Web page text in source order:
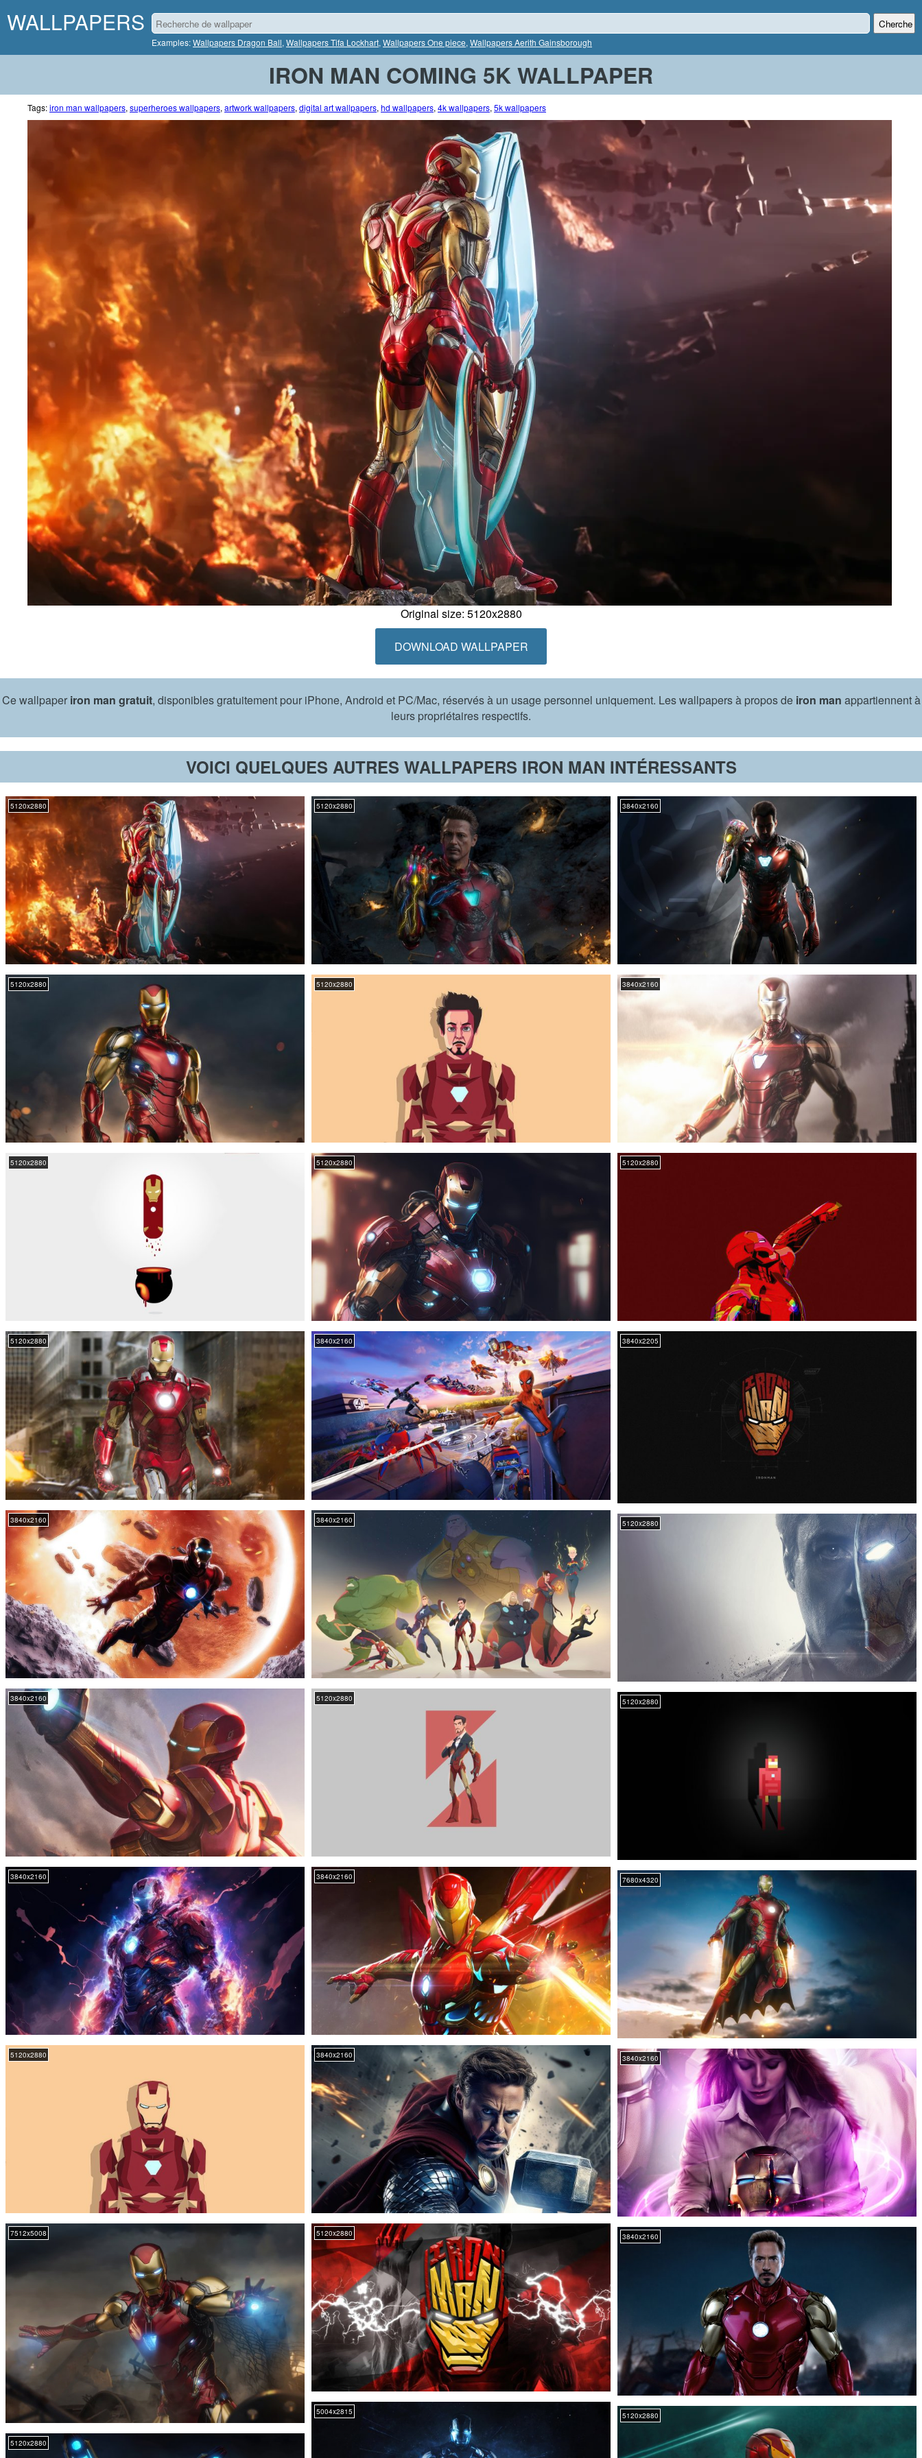
WALLPAPERS
Examples:Wallpapers Dragon Ball, Wallpapers Tifa Lockhart, Wallpapers One piece, Wallpapers Aerith Gainsborough
Cherche
IRON MAN COMING 5K WALLPAPER
Tags:iron man wallpapers, superheroes wallpapers, artwork wallpapers, digital art wallpapers, hd wallpapers, 4k wallpapers, 5k wallpapers
Original size: 5120x2880
DOWNLOAD WALLPAPER
Ce wallpaper iron man gratuit, disponibles gratuitement pour iPhone, Android et PC/Mac, réservés à un usage personnel uniquement. Les wallpapers à propos de iron man appartiennent à
leurs propriétaires respectifs.
VOICI QUELQUES AUTRES WALLPAPERS IRON MAN INTÉRESSANTS
5120x2880
5120x2880
5120x2880
5120x2880
3840x2160
3840x2160
3840x2160
5120x2880
7512x5008
5120x2880
5120x2880
5120x2880
5120x2880
3840x2160
3840x2160
5120x2880
3840x2160
3840x2160
5120x2880
5004x2815
3840x2160
3840x2160
5120x2880
3840x2205
5120x2880
5120x2880
7680x4320
3840x2160
3840x2160
5120x2880